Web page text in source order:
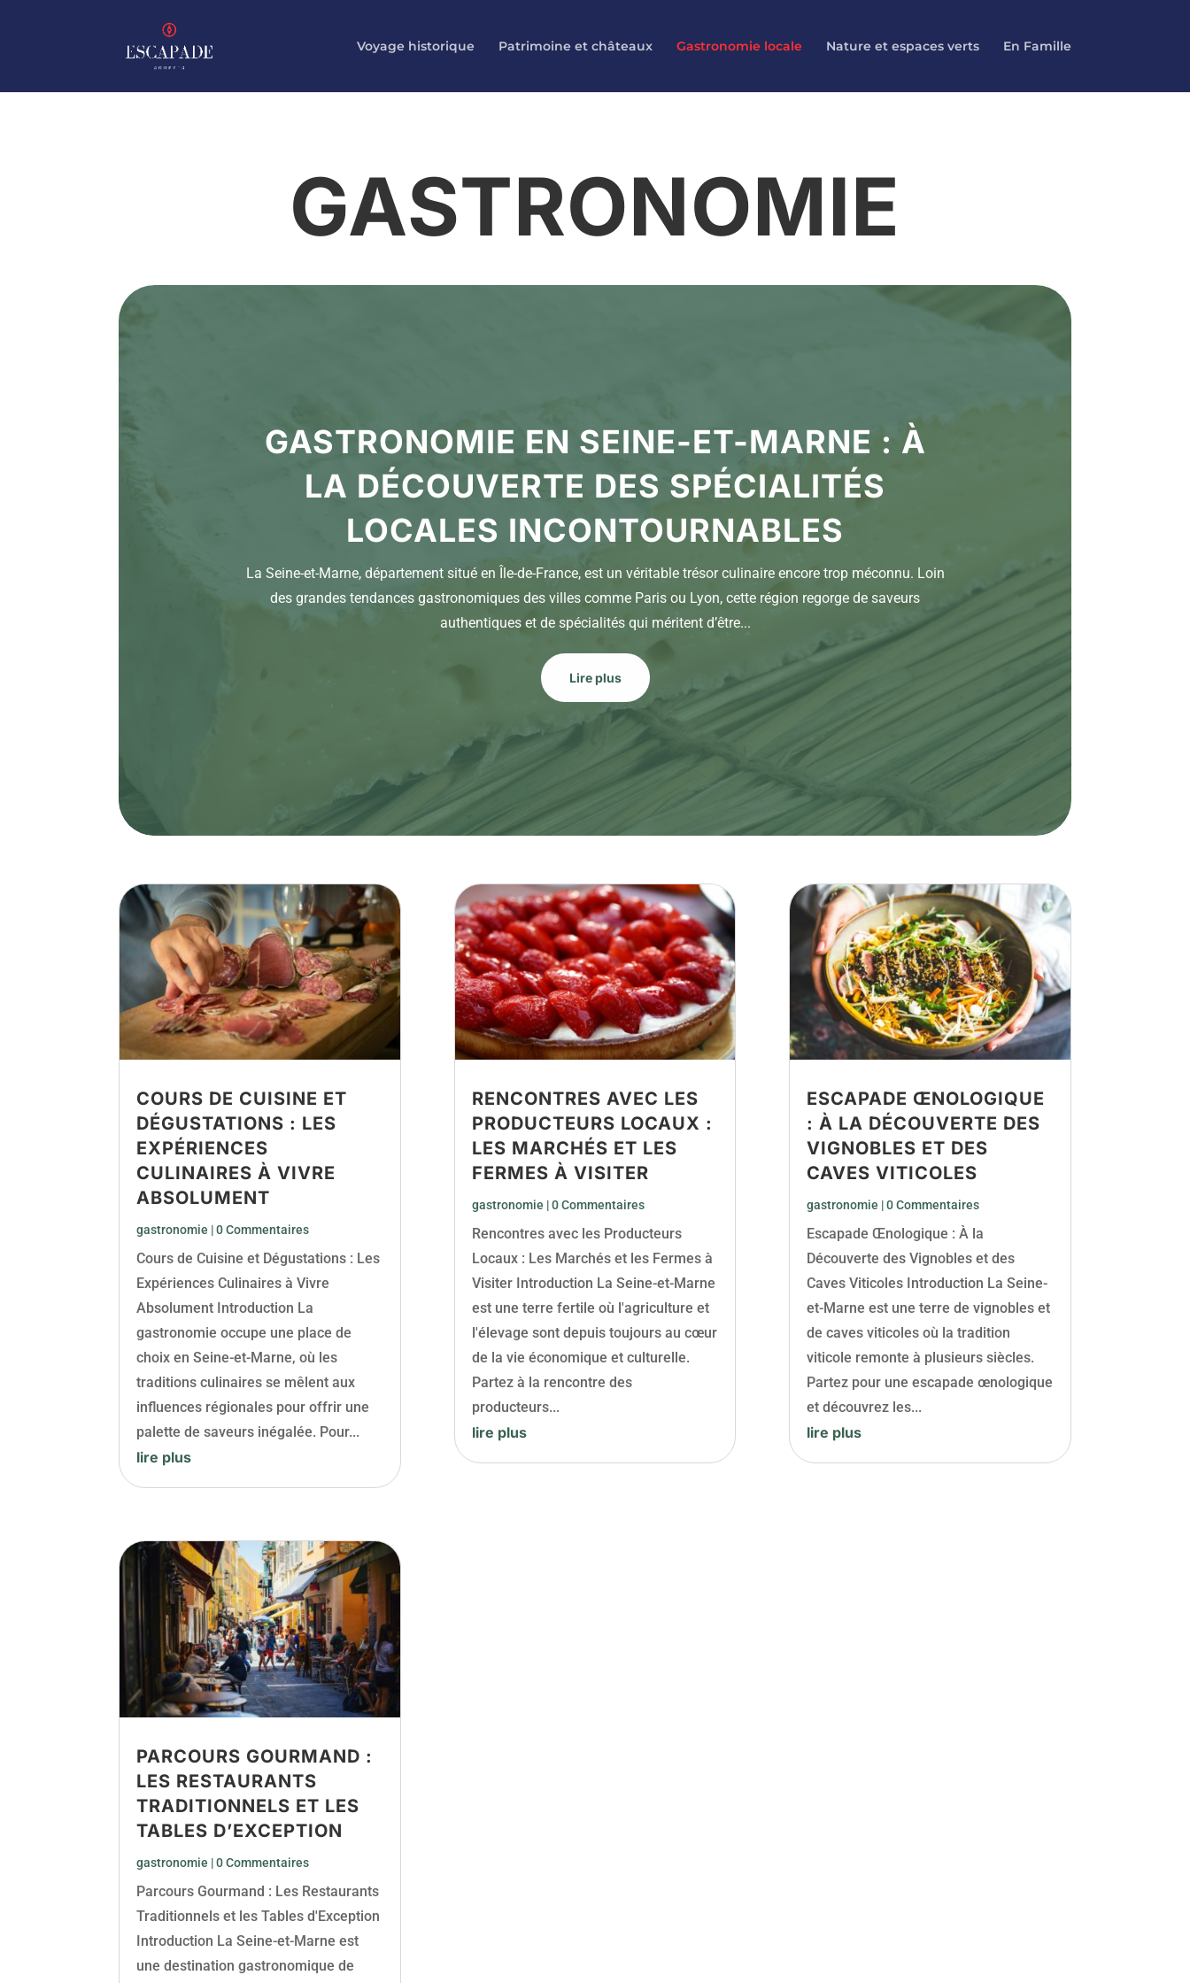
Voyage historique Patrimoine et châteaux Gastronomie locale Nature et espaces verts En Famille
GASTRONOMIE
GASTRONOMIE EN SEINE-ET-MARNE : À
LA DÉCOUVERTE DES SPÉCIALITÉS
LOCALES INCONTOURNABLES
La Seine-et-Marne, département situé en Île-de-France, est un véritable trésor culinaire encore trop méconnu. Loin
des grandes tendances gastronomiques des villes comme Paris ou Lyon, cette région regorge de saveurs
authentiques et de spécialités qui méritent d’être...
Lire plus
COURS DE CUISINE ET
DÉGUSTATIONS : LES
EXPÉRIENCES
CULINAIRES À VIVRE
ABSOLUMENT
gastronomie | 0 Commentaires
Cours de Cuisine et Dégustations : Les
Expériences Culinaires à Vivre
Absolument Introduction La
gastronomie occupe une place de
choix en Seine-et-Marne, où les
traditions culinaires se mêlent aux
influences régionales pour offrir une
palette de saveurs inégalée. Pour...
lire plus
PARCOURS GOURMAND :
LES RESTAURANTS
TRADITIONNELS ET LES
TABLES D’EXCEPTION
gastronomie | 0 Commentaires
Parcours Gourmand : Les Restaurants
Traditionnels et les Tables d'Exception
Introduction La Seine-et-Marne est
une destination gastronomique de
RENCONTRES AVEC LES
PRODUCTEURS LOCAUX :
LES MARCHÉS ET LES
FERMES À VISITER
gastronomie | 0 Commentaires
Rencontres avec les Producteurs
Locaux : Les Marchés et les Fermes à
Visiter Introduction La Seine-et-Marne
est une terre fertile où l'agriculture et
l'élevage sont depuis toujours au cœur
de la vie économique et culturelle.
Partez à la rencontre des
producteurs...
lire plus
ESCAPADE ŒNOLOGIQUE
: À LA DÉCOUVERTE DES
VIGNOBLES ET DES
CAVES VITICOLES
gastronomie | 0 Commentaires
Escapade Œnologique : À la
Découverte des Vignobles et des
Caves Viticoles Introduction La Seine-
et-Marne est une terre de vignobles et
de caves viticoles où la tradition
viticole remonte à plusieurs siècles.
Partez pour une escapade œnologique
et découvrez les...
lire plus